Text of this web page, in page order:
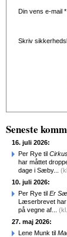
Din vens e-mail *
Skriv
Seneste
16. juli 2026:
Per Rye til
har måttet
dage i Sæby...
10. juli 2026:
Per Rye til Er
Læserbrevet
på vegne af...
27. maj 2026:
Lene Munk til